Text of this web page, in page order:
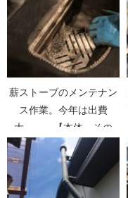
薪ストーブのメンテナン
ス作業。今年は出費
大・・。【本体・その
２】